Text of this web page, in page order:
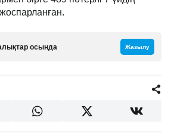
осында Жазылу